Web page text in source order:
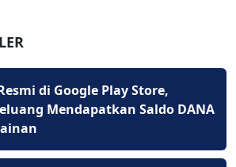
di Google Play Store,
Mendapatkan Saldo DANA